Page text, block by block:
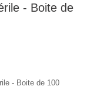
- Boite de
- Boite de 100